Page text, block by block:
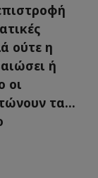
ούτε η
ή
οι
τα...